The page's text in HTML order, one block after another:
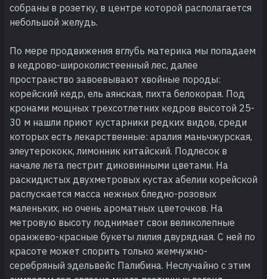
собраны в розетку, в центре которой располагается
небольшой желудь.
По мере продвижения вглубь материка мы попадаем
в кедрово-широколистеенный лес, далее
пространство завоевывают хвойные породы:
корейский кедр, ель аянская, пихта белокорая. Под
кронами мощных трехсотлетних кедров высотой 25-
30 м нашли приют кустарники редких видов, среди
которых есть лекарственные: аралия маньчжурская,
элеутерококк, лимонник китайский. Подлесок в
начале лета пестрит диковинными цветами. На
раскидистых двухметровых кустах абелии корейской
распускается масса нежных бледно-розовых
маленьких, но очень ароматных цветочков. На
метровую высоту поднимает свои великолепные
оранжево-красные букеты лилия двурядная. С ней по
красоте может спорить только жемчужно-
серебряный эдельвейс Палибина. Неслучайно с этим